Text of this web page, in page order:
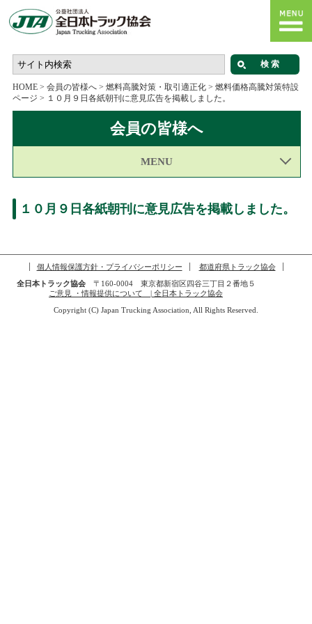
HOME> 会員の皆様へ> 燃料高騰対策・取引適正化> 燃料価格高騰対策特設
ページ > １０月９日各紙朝刊に意見広告を掲載しました。
会員の皆様へ
MENU
１０月９日各紙朝刊に意見広告を掲載しました。
個人情報保護方針・プライバシーポリシー
都道府県トラック協会
全日本トラック協会〒160-0004 東京都新宿区四谷三丁目２番地５
ご意見 ・情報提供について | 全日本トラック協会
Copyright (C) Japan Trucking Association, All Rights Reserved.